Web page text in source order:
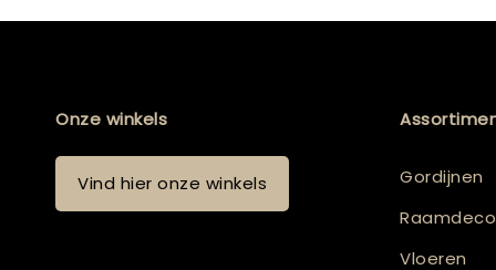
Onze winkels
Vind hier onze winkels
Gordijnen
Vloeren